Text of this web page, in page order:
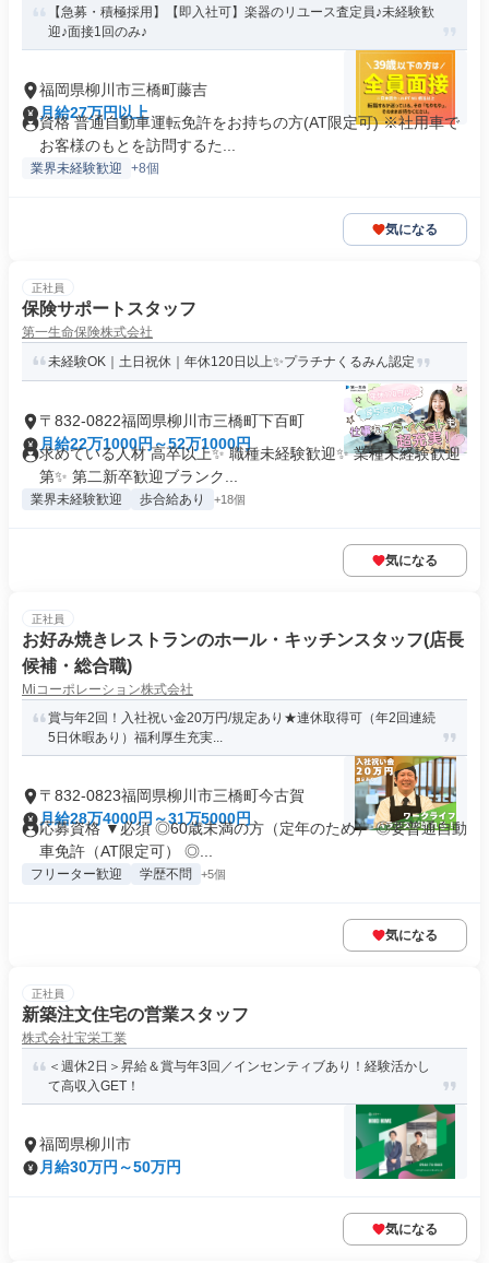
【急募・積極採用】【即入社可】楽器のリユース査定員♪未経験歓
迎♪面接1回のみ♪
福岡県柳川市三橋町藤吉
月給27万円以上
資格 普通自動車運転免許をお持ちの方(AT限定可) ※社用車で
お客様のもとを訪問するた...
業界未経験歓迎 +8個
気になる
正社員
保険サポートスタッフ
第一生命保険株式会社
未経験OK｜土日祝休｜年休120日以上✨プラチナくるみん認定
〒832-0822福岡県柳川市三橋町下百町
月給22万1000円～52万1000円
求めている人材 高卒以上✨ 職種未経験歓迎✨ 業種未経験歓迎
第✨ 第二新卒歓迎ブランク...
業界未経験歓迎 歩合給あり +18個
気になる
正社員
お好み焼きレストランのホール・キッチンスタッフ(店長
候補・総合職)
Miコーポレーション株式会社
賞与年2回！入社祝い金20万円/規定あり★連休取得可（年2回連続
5日休暇あり）福利厚生充実...
〒832-0823福岡県柳川市三橋町今古賀
月給28万4000円～31万5000円
応募資格 ▼必須 ◎60歳未満の方（定年のため） ◎要普通自動
車免許（AT限定可） ◎...
フリーター歓迎 学歴不問 +5個
気になる
正社員
新築注文住宅の営業スタッフ
株式会社宝栄工業
＜週休2日＞昇給＆賞与年3回／インセンティブあり！経験活かし
て高収入GET！
福岡県柳川市
月給30万円～50万円
気になる